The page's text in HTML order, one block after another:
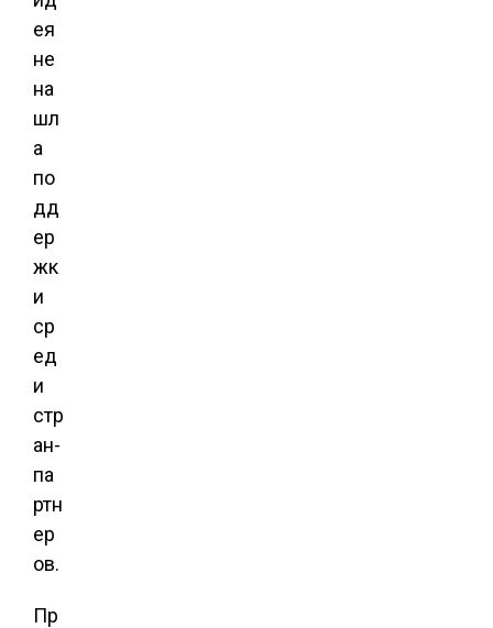
ея
не
на
шл
а
по
дд
ер
жк
и
ср
ед
и
стр
ан-
па
ртн
ер
ов.
Пр